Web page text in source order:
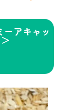
ーアキャッ